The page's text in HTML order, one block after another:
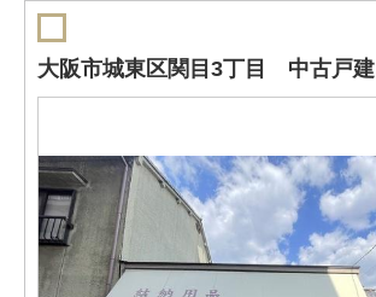
大阪市城東区関目3丁目 中古戸建